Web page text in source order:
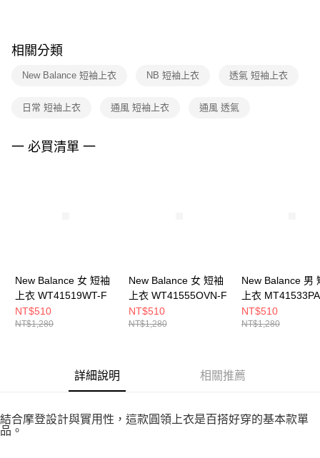
※ 交易是否成功請以「AFTEE先享後付 」之結帳頁面顯示為準，若有關於
是否繳費成功／繳費後需取消欲退款等相關疑問，請聯繫「AFTEE先享後付
客戶支援中心」 https://netprotections.freshdesk.com/support/home
１．透過由恩沛科技股份有限公司提供之「AFTEE先享後付」服務完成之交
２．關於個人資料處理事宜，請瀏覽以下網址：
相關分類
New Balance 短袖上衣 NB 短袖上衣 透氣 短袖上衣
日常 短袖上衣 通風 短袖上衣 通風 透氣
一 必買清單 一
New Balance 女 短袖
上衣 WT41519WT-F
NT$510
NT$1,280
New Balance 女 短袖
上衣 WT41555OVN-F
NT$510
NT$1,280
New Balance 男
上衣
NT$510
NT$1,280
詳細說明 相關推薦
結合摩登設計與實用性，這款圓領上衣是百搭好穿的基本款單
品。